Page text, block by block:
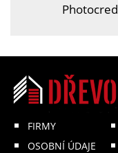
FIRMY
OSOBNÍ ÚDAJE